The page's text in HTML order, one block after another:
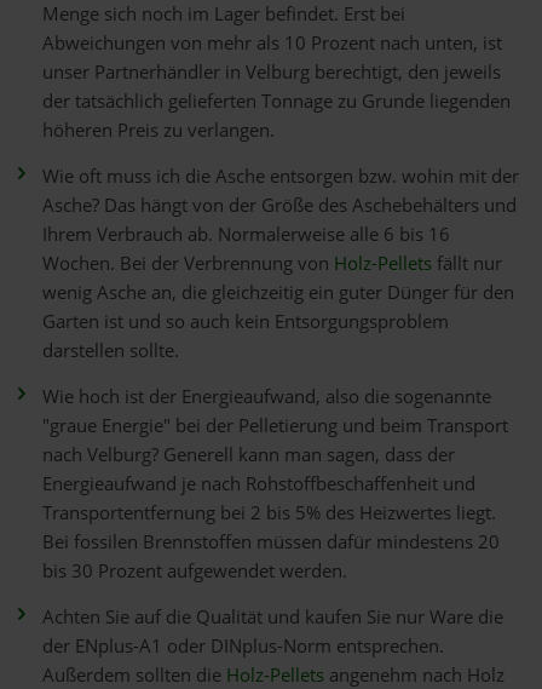
Menge sich noch im Lager befindet. Erst bei
Abweichungen von mehr als 10 Prozent nach unten, ist
unser Partnerhändler in Velburg berechtigt, den jeweils
der tatsächlich gelieferten Tonnage zu Grunde liegenden
höheren Preis zu verlangen.
Wie oft muss ich die Asche entsorgen bzw. wohin mit der
Asche? Das hängt von der Größe des Aschebehälters und
Ihrem Verbrauch ab. Normalerweise alle 6 bis 16
Wochen. Bei der Verbrennung von Holz-Pelletsfällt nur
wenig Asche an, die gleichzeitig ein guter Dünger für den
Garten ist und so auch kein Entsorgungsproblem
darstellen sollte.
Wie hoch ist der Energieaufwand, also die sogenannte
"graue Energie" bei der Pelletierung und beim Transport
nach Velburg? Generell kann man sagen, dass der
Energieaufwand je nach Rohstoffbeschaffenheit und
Transportentfernung bei 2 bis 5% des Heizwertes liegt.
Bei fossilen Brennstoffen müssen dafür mindestens 20
bis 30 Prozent aufgewendet werden.
Achten Sie auf die Qualität und kaufen Sie nur Ware die
der ENplus-A1 oder DINplus-Norm entsprechen.
Außerdem sollten die Holz-Pellets angenehm nach Holz